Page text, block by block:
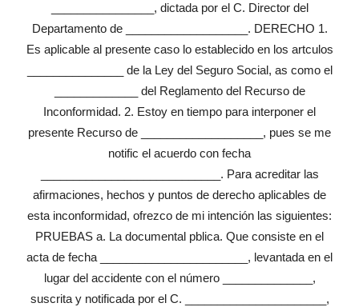
________________, dictada por el C. Director del
Departamento de ___________________. DERECHO 1.
Es aplicable al presente caso lo establecido en los artculos
_______________ de la Ley del Seguro Social, as como el
_____________ del Reglamento del Recurso de
Inconformidad. 2. Estoy en tiempo para interponer el
presente Recurso de ___________________, pues se me
notific el acuerdo con fecha
____________________________. Para acreditar las
afirmaciones, hechos y puntos de derecho aplicables de
esta inconformidad, ofrezco de mi intención las siguientes:
PRUEBAS a. La documental pblica. Que consiste en el
acta de fecha _______________________, levantada en el
lugar del accidente con el número ______________,
suscrita y notificada por el C. ______________________,